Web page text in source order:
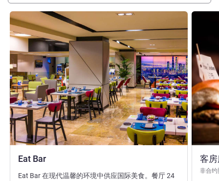
Eat Bar
请参阅详情
Eat Bar 在现代温馨的环境中供应国际美食。餐厅 24
客
非合约
请参阅